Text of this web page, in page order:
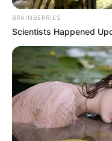
Setahun muncul di FTV
layar lebar berjudul
Dalam film tersebut, ia
seperti Ario Bayu,
lagi.
BRAINBERRIES
Scientists Happened